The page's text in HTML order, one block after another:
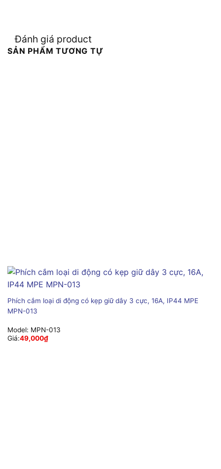
Đánh giá product
SẢN PHẨM TƯƠNG TỰ
Phích cắm loại di động có kẹp giữ dây 3 cực, 16A, IP44 MPE
MPN-013
Model: MPN-013
Giá:49,000₫